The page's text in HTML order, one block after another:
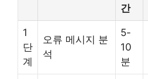
간
1
단
계
오류 메시지 분
석
5-
10
분